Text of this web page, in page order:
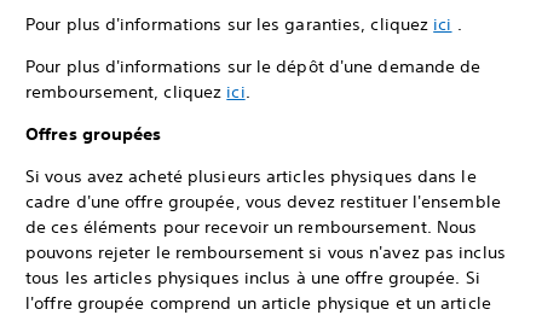
Pour plus d'informations sur les garanties, cliquez ici .
Pour plus d'informations sur le dépôt d'une demande de
remboursement, cliquez ici.
Offres groupées
Si vous avez acheté plusieurs articles physiques dans le
cadre d'une offre groupée, vous devez restituer l'ensemble
de ces éléments pour recevoir un remboursement. Nous
pouvons rejeter le remboursement si vous n'avez pas inclus
tous les articles physiques inclus à une offre groupée. Si
l'offre groupée comprend un article physique et un article